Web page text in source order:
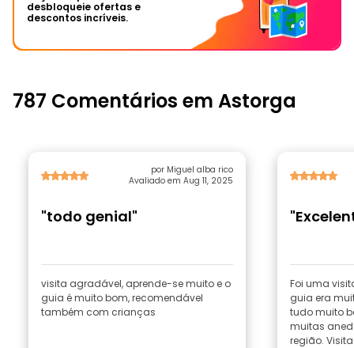
desbloqueie ofertas e
descontos incríveis.
787 Comentários em Astorga
por Miguel alba rico
Avaliado em Aug 11, 2025
"todo genial"
visita agradável, aprende-se muito e o
guia é muito bom, recomendável
também com crianças
Foi uma
guia era
tudo muito
muitas
região.